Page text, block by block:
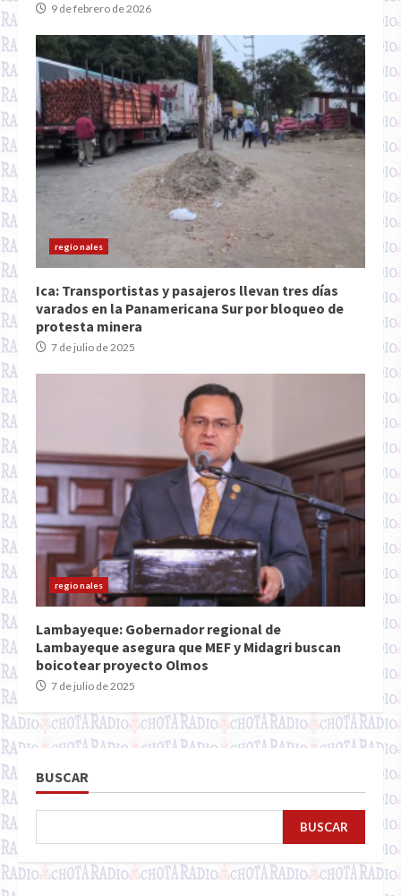
9 de febrero de 2026
regionales
Ica: Transportistas y pasajeros llevan tres días
varados en la Panamericana Sur por bloqueo de
protesta minera
7 de julio de 2025
regionales
Lambayeque: Gobernador regional de
Lambayeque asegura que MEF y Midagri buscan
boicotear proyecto Olmos
7 de julio de 2025
BUSCAR
BUSCAR